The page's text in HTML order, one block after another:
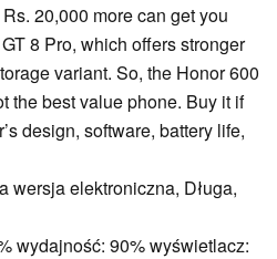
20,000 more can get you
8 Pro, which offers stronger
variant. So, the Honor 600
the best value phone. Buy it if
design, software, battery life,
wersja elektroniczna, Długa,
wydajność: 90% wyświetlacz: